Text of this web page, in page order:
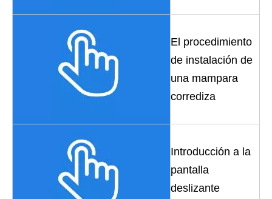
El procedimiento
de instalación de
una mampara
corrediza
Introducción a la
pantalla
deslizante